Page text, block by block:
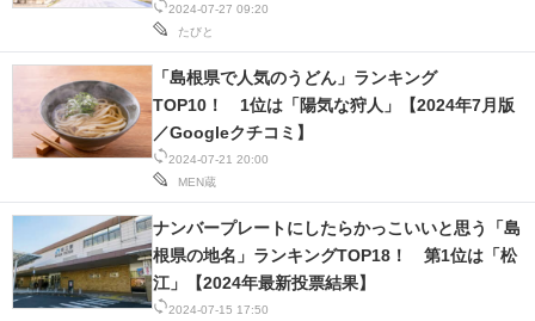
2024-07-27 09:20
たびと
2024-07-21 20:00
MEN蔵
「島根県で人気のうどん」ランキング
TOP10！ 1位は「陽気な狩人」【2024年7月版
／Googleクチコミ】
2024-07-15 17:50
ナンバープレートにしたらかっこいいと思う「島
根県の地名」ランキングTOP18！ 第1位は「松
江」【2024年最新投票結果】